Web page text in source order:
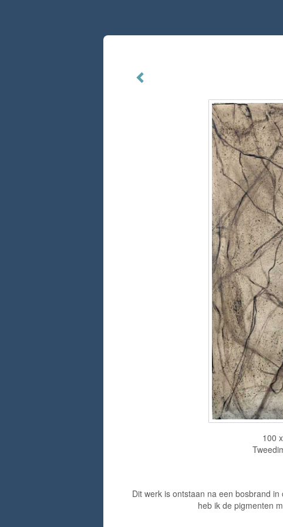
100
Dit werk is ontstaan na een bosbrand
heb ik de pigmenten